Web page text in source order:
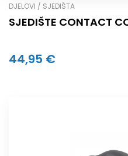
DJELOVI / SJEDIŠTA
SJEDIŠTE CONTACT
44,95 €